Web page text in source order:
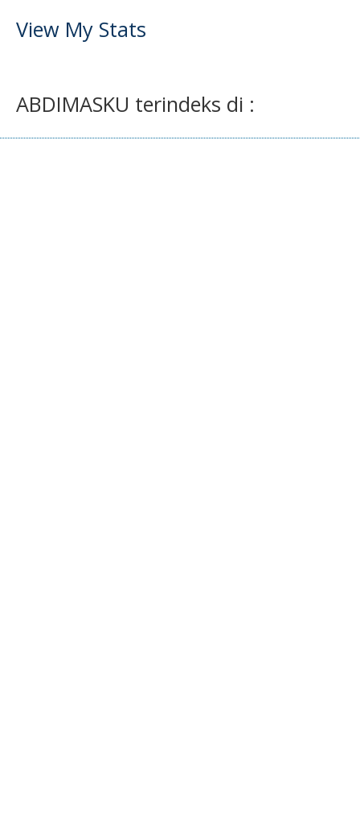
View My Stats
ABDIMASKU terindeks di :